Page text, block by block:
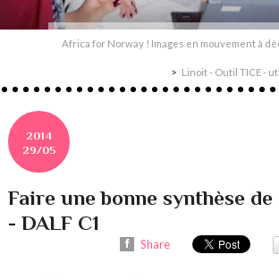
Africa for Norway ! Images en mouvement à
Linoit - Outil TICE -
2014
29/05
Faire une bonne synthèse
- DALF C1
Share